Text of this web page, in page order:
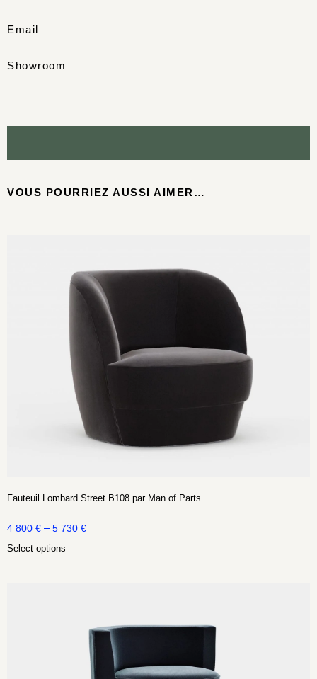
Email
Showroom
VOUS POURRIEZ AUSSI AIMER…
Fauteuil Lombard Street B108 par Man of Parts
4 800 € – 5 730 €
Select options